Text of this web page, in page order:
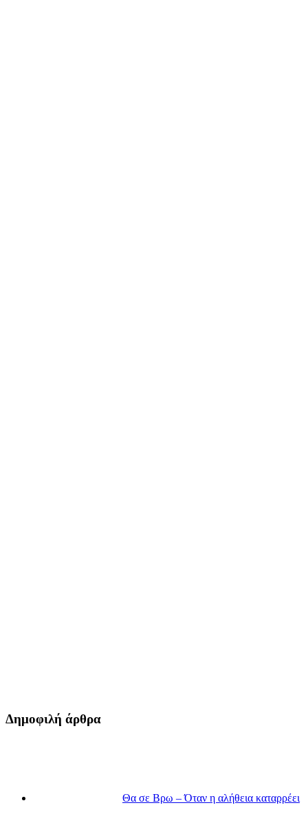
Δημοφιλή άρθρα
Θα σε Βρω – Όταν η αλήθεια καταρρέει